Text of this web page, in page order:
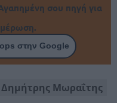
σου πηγή για
στην Google
Δημήτρης Μωραΐτης